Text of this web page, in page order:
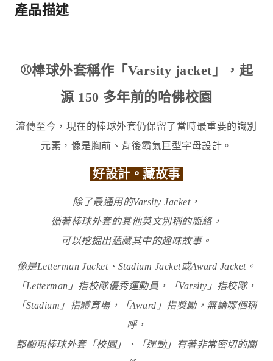
產品描述
⚾棒球外套稱作「Varsity jacket」，起
源 150 多年前的哈佛校園
流傳至今，現在的棒球外套仍保留了當時最重要的識別
元素，像是胸前、背後霸氣巨型字母設計。
好設計。藏故事
除了最通用的Varsity Jacket，
循著棒球外套的其他英文別稱的脈絡，
可以挖掘出蘊藏其中的趣味故事。
像是Letterman Jacket、Stadium Jacket或Award Jacket。
「Letterman」指校隊優秀運動員，「Varsity」指校隊，
「Stadium」指體育場，「Award」指獎勵，無論哪個稱
呼，
都顯現棒球外套「校園」、「運動」有著非常密切的關